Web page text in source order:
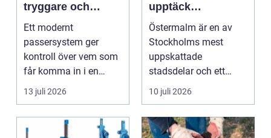
tryggare och
smidigare tillträde
Ett modernt
passersystem ger
kontroll över vem som
får komma in i en
byggnad, när de får
komma in oc...
13 juli 2026
upptäck
matupplevelser i
en av Stockholms
mest attraktiva
stadsdelar
Östermalm är en av
Stockholms mest
uppskattade
stadsdelar och ett
självklart val f&ou...
10 juli 2026